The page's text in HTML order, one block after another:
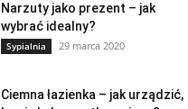
Narzuty jako prezent – jak
wybrać idealny?
Sypialnia 29 marca 2020
Ciemna łazienka – jak urządzić,